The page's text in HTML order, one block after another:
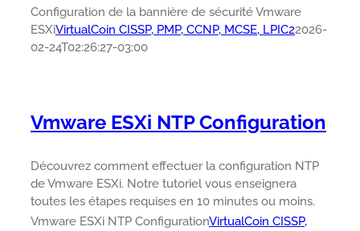
Configuration de la bannière de sécurité Vmware
ESXiVirtualCoin CISSP, PMP, CCNP, MCSE, LPIC22026-
02-24T02:26:27-03:00
Vmware ESXi NTP Configuration
Découvrez comment effectuer la configuration NTP
de Vmware ESXi. Notre tutoriel vous enseignera
toutes les étapes requises en 10 minutes ou moins.
Vmware ESXi NTP ConfigurationVirtualCoin CISSP,